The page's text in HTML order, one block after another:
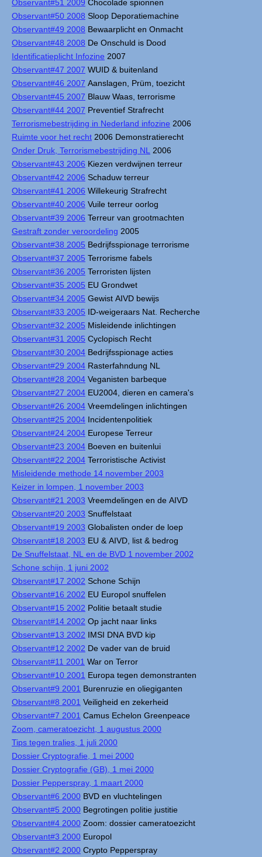
Observant#51 2009 Chocolade spionnen
Observant#50 2008 Sloop Deporatiemachine
Observant#49 2008 Bewaarplicht en Onmacht
Observant#48 2008 De Onschuld is Dood
Identificatieplicht Infozine 2007
Observant#47 2007 WUID & buitenland
Observant#46 2007 Aanslagen, Prüm, toezicht
Observant#45 2007 Blauw Waas, terrorisme
Observant#44 2007 Preventief Strafrecht
Terrorismebestrijding in Nederland infozine 2006
Ruimte voor het recht 2006 Demonstratierecht
Onder Druk, Terrorismebestrijding NL
2006
Observant#43 2006 Kiezen verdwijnen terreur
Observant#42 2006 Schaduw terreur
Observant#41 2006 Willekeurig Strafrecht
Observant#40 2006 Vuile terreur oorlog
Observant#39 2006 Terreur van grootmachten
Gestraft zonder veroordeling 2005
Observant#38 2005 Bedrijfsspionage terrorisme
Observant#37 2005 Terrorisme fabels
Observant#36 2005 Terroristen lijsten
Observant#35 2005 EU Grondwet
Observant#34 2005 Gewist AIVD bewijs
Observant#33 2005 ID-weigeraars Nat. Recherche
Observant#32 2005 Misleidende inlichtingen
Observant#31 2005 Cyclopisch Recht
Observant#30 2004 Bedrijfsspionage acties
Observant#29 2004 Rasterfahndung NL
Observant#28 2004 Veganisten barbeque
Observant#27 2004 EU2004, dieren en camera's
Observant#26 2004 Vreemdelingen inlichtingen
Observant#25 2004 Incidentenpolitiek
Observant#24 2004 Europese Terreur
Observant#23 2004 Boeven en buitenlui
Observant#22 2004 Terroristische Activist
Misleidende methode 14 november 2003
Keizer in lompen, 1 november 2003
Observant#21 2003 Vreemdelingen en de AIVD
Observant#20 2003 Snuffelstaat
Observant#19 2003 Globalisten onder de loep
Observant#18 2003 EU & AIVD, list & bedrog
De Snuffelstaat, NL en de BVD 1 november 2002
Schone schijn, 1 juni 2002
Observant#17 2002 Schone Schijn
Observant#16 2002 EU Europol snuffelen
Observant#15 2002 Politie betaalt studie
Observant#14 2002 Op jacht naar links
Observant#13 2002 IMSI DNA BVD kip
Observant#12 2002 De vader van de bruid
Observant#11 2001 War on Terror
Observant#10 2001 Europa tegen demonstranten
Observant#9 2001 Burenruzie en oliegiganten
Observant#8 2001 Veiligheid en zekerheid
Observant#7 2001 Camus Echelon Greenpeace
Zoom, cameratoezicht, 1 augustus 2000
Tips tegen tralies, 1 juli 2000
Dossier Cryptografie, 1 mei 2000
Dossier Cryptografie (GB), 1 mei 2000
Dossier Pepperspray, 1 maart 2000
Observant#6 2000 BVD en vluchtelingen
Observant#5 2000 Begrotingen politie justitie
Observant#4 2000 Zoom: dossier cameratoezicht
Observant#3 2000 Europol
Observant#2 2000 Crypto Pepperspray